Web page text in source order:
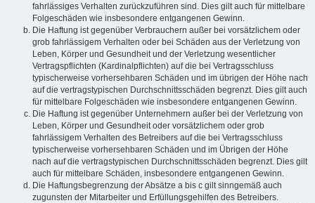
fahrlässiges Verhalten zurückzuführen sind. Dies gilt auch für mittelbare
Folgeschäden wie insbesondere entgangenen Gewinn.
Die Haftung ist gegenüber Verbrauchern außer bei vorsätzlichem oder
grob fahrlässigem Verhalten oder bei Schäden aus der Verletzung von
Leben, Körper und Gesundheit und der Verletzung wesentlicher
Vertragspflichten (Kardinalpflichten) auf die bei Vertragsschluss
typischerweise vorhersehbaren Schäden und im übrigen der Höhe nach
auf die vertragstypischen Durchschnittsschäden begrenzt. Dies gilt auch
für mittelbare Folgeschäden wie insbesondere entgangenen Gewinn.
Die Haftung ist gegenüber Unternehmern außer bei der Verletzung von
Leben, Körper und Gesundheit oder vorsätzlichem oder grob
fahrlässigem Verhalten des Betreibers auf die bei Vertragsschluss
typischerweise vorhersehbaren Schäden und im Übrigen der Höhe
nach auf die vertragstypischen Durchschnittsschäden begrenzt. Dies gilt
auch für mittelbare Schäden, insbesondere entgangenen Gewinn.
Die Haftungsbegrenzung der Absätze a bis c gilt sinngemäß auch
zugunsten der Mitarbeiter und Erfüllungsgehilfen des Betreibers.